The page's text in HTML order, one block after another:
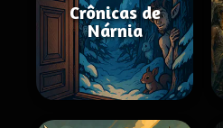
Crônicas de
Nárnia